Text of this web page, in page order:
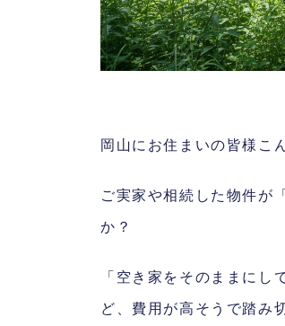
岡山にお住まいの皆様こ
ご実家や相続した物件が
か？
「空き家をそのままに
ど、費用が高そうで踏み